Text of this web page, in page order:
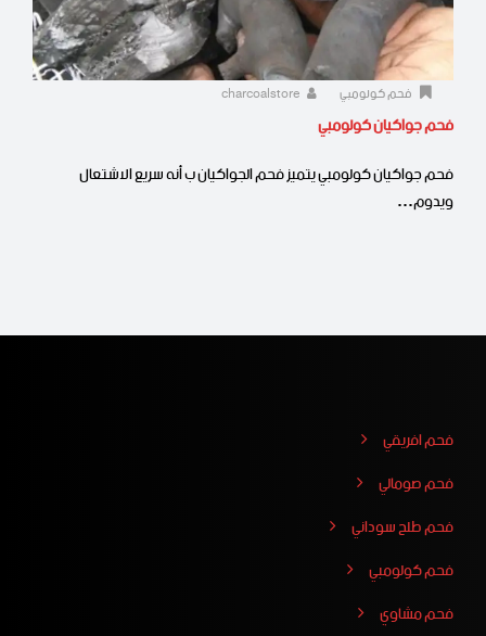
فحم كولومبي
فحم جواكيان كولومبي
فحم جواكيان كولومبي يتميز فحم الجواكيان ب أنه سريع الاشتعال
ويدوم…
فحم افريقي
فحم صومالي
فحم طلح سوداني
فحم كولومبي
فحم مشاوي